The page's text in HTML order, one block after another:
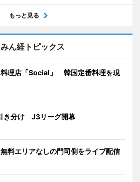
もっと見る
みん経トピックス
料理店「Social」 韓国定番料理を現
き分け J3リーグ開幕
料エリアなしの門司側をライブ配信